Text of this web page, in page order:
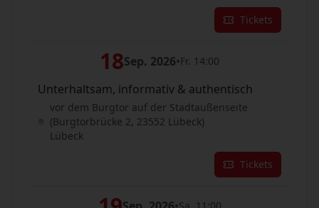
Tickets
18Sep. 2026•Fr. 14:00
Unterhaltsam, informativ & authentisch
vor dem Burgtor auf der Stadtaußenseite
(Burgtorbrücke 2, 23552 Lübeck)
Lübeck
Tickets